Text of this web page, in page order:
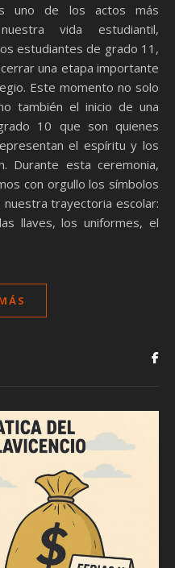
vida estudiantil,
estudiantes de grado 11,
una etapa importante
Este momento no solo
también el inicio de una
10 que son quienes
el espíritu y los
Durante esta ceremonia,
con orgullo los símbolos
trayectoria escolar:
llaves, los uniformes, el